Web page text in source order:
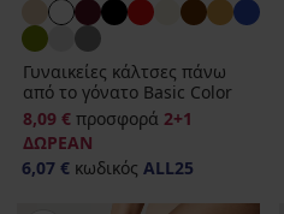
Γυναικείες κάλτσες πάνω
από το γόνατο Basic Color
8,09 € προσφορά 2+1
ΔΩΡΕΑΝ
6,07 € κωδικός ALL25